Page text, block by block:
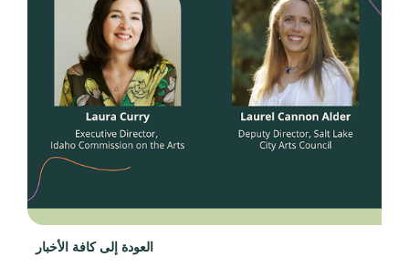
العودة إلى كافة الأخبار